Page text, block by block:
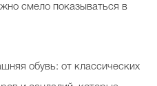
смело показываться в
обувь: от классических